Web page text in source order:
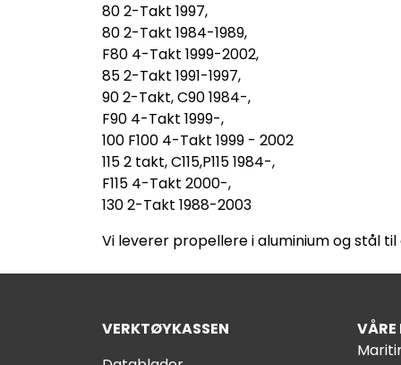
80 2-Takt 1997,
80 2-Takt 1984-1989,
F80 4-Takt 1999-2002,
85 2-Takt 1991-1997,
90 2-Takt, C90 1984-,
F90 4-Takt 1999-,
100 F100 4-Takt 1999 - 2002
115 2 takt, C115,P115 1984-,
F115 4-Takt 2000-,
130 2-Takt 1988-2003
Vi leverer propellere i aluminium og stål
VERKTØYKASSEN
VÅRE